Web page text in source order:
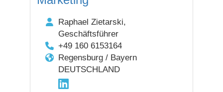
Raphael Zietarski,
Geschäftsführer
+49 160 6153164
Regensburg / Bayern
DEUTSCHLAND